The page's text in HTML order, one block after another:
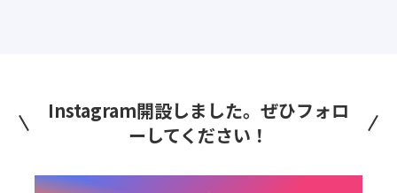
Instagram開設しました。ぜひフォロ
ーしてください！